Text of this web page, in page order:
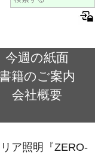
今週の紙面
籍のご案内
会社概要
ア照明『ZERO-